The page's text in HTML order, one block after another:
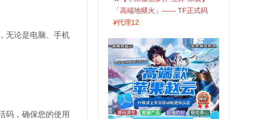
无论是电脑、手机
码，确保您的使用
「高端地狱火」—— TF正式码
+斗战神8073包，7天退换，安全
¥代理12